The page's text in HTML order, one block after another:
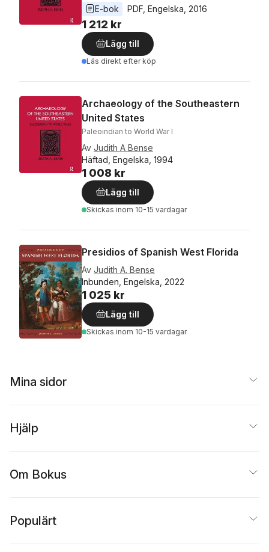
E-bok
PDF Engelska 2016
1 212 kr
Lägg till
Läs direkt efter köp
Archaeology of the Southeastern
United States
Paleoindian to World War I
Av Judith A Bense
Häftad, Engelska, 1994
1 008 kr
Lägg till
Skickas inom 10-15 vardagar
Presidios of Spanish West Florida
Av Judith A. Bense
Inbunden, Engelska, 2022
1 025 kr
Lägg till
Skickas inom 10-15 vardagar
Mina sidor
Hjälp
Om Bokus
Populärt